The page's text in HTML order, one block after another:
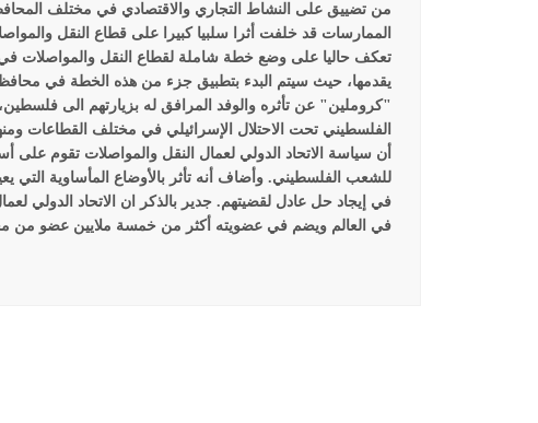
من تضييق على النشاط التجاري والاقتصادي في مختلف
الممارسات قد خلفت أثرا سلبيا كبيرا على قطاع النقل
تعكف حاليا على وضع خطة شاملة لقطاع النقل والمواصلات
يقدمها، حيث سيتم البدء بتطبيق جزء من هذه الخطة في
"كروملين" عن تأثره والوفد المرافق له بزيارتهم الى
الفلسطيني تحت الاحتلال الإسرائيلي في مختلف القطاعات
أن سياسة الاتحاد الدولي لعمال النقل والمواصلات تقوم على
للشعب الفلسطيني. وأضاف أنه تأثر بالأوضاع المأساوية التي
في إيجاد حل عادل لقضيتهم. جدير بالذكر ان الاتحاد الدولي
في العالم ويضم في عضويته أكثر من خمسة ملايين عضو من